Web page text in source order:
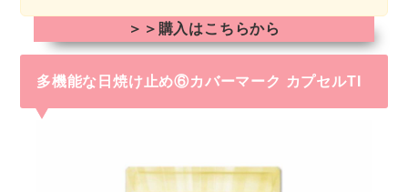
＞＞購入はこちらから
多機能な日焼け止め⑥カバーマーク カプセルTI